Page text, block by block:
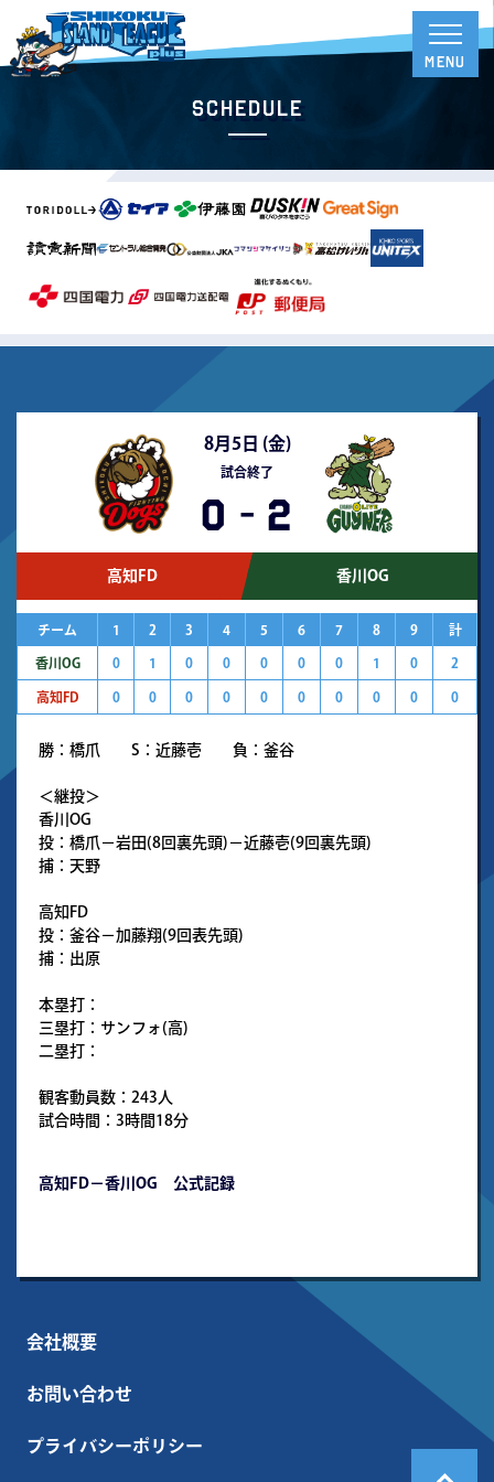
Schedule
8月5日 (金)
試合終了
0 - 2
高知FD 香川OG
チーム 1 2 3 4 5 6 7 8 9 計
香川OG 0 1 0 0 0 0 0 1 0 2
高知FD 0 0 0 0 0 0 0 0 0 0
勝：橋爪 S：近藤壱 負：釜谷
＜継投＞
香川OG
投：橋爪－岩田(8回裏先頭)－近藤壱(9回裏先頭)
捕：天野
高知FD
投：釜谷－加藤翔(9回表先頭)
捕：出原
本塁打：
三塁打：サンフォ(高)
二塁打：
観客動員数：243人
試合時間：3時間18分
高知FD－香川OG 公式記録
会社概要
お問い合わせ
プライバシーポリシー